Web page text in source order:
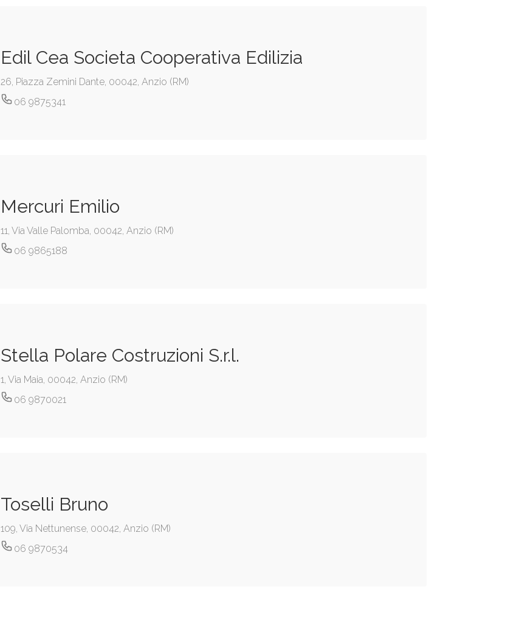
Edil Cea Societa Cooperativa Edilizia
26, Piazza Zemini Dante, 00042, Anzio (RM)
06 9875341
Mercuri Emilio
11, Via Valle Palomba, 00042, Anzio (RM)
06 9865188
Stella Polare Costruzioni S.r.l.
1, Via Maia, 00042, Anzio (RM)
06 9870021
Toselli Bruno
109, Via Nettunense, 00042, Anzio (RM)
06 9870534